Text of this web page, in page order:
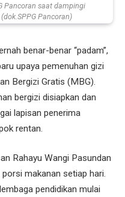
Pancoran saat dampingi
Pancoran)
benar-benar “padam”,
upaya pemenuhan gizi
Bergizi Gratis (MBG).
bergizi disiapkan dan
lapisan penerima
rentan.
Rahayu Wangi Pasundan
makanan setiap hari.
pendidikan mulai